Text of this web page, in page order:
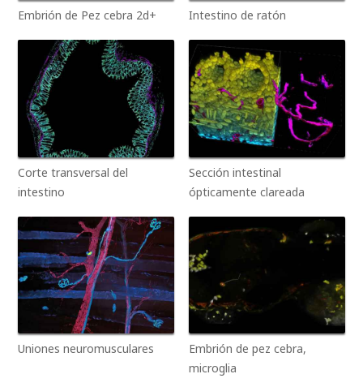
Embrión de Pez cebra 2d+ Intestino de ratón
Corte transversal del
intestino
Sección intestinal
ópticamente clareada
Uniones neuromusculares
Embrión de pez cebra,
microglia